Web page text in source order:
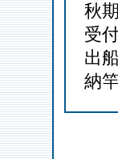
秋
受
出
納